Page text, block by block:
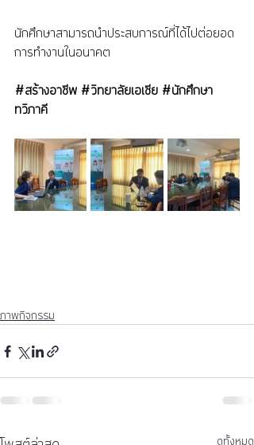
นักศึกษาสามารถนำประสบการณ์ที่ได้ไปต่อยอด
การทำงานในอนาคต
#สร้างอาชีพ #วิทยาลัยเอเชีย #นักศึกษา
ทวิภาคี
ภาพกิจกรรม
ดูทั้งหมด